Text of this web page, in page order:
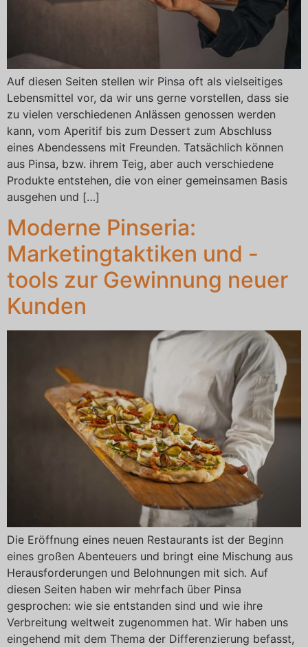
Auf diesen Seiten stellen wir Pinsa oft als vielseitiges
Lebensmittel vor, da wir uns gerne vorstellen, dass sie
zu vielen verschiedenen Anlässen genossen werden
kann, vom Aperitif bis zum Dessert zum Abschluss
eines Abendessens mit Freunden. Tatsächlich können
aus Pinsa, bzw. ihrem Teig, aber auch verschiedene
Produkte entstehen, die von einer gemeinsamen Basis
ausgehen und […]
Moderne Pinseria:
Marketingtaktiken und -
tools zur Gewinnung neuer
Kunden
Die Eröffnung eines neuen Restaurants ist der Beginn
eines großen Abenteuers und bringt eine Mischung aus
Herausforderungen und Belohnungen mit sich. Auf
diesen Seiten haben wir mehrfach über Pinsa
gesprochen: wie sie entstanden sind und wie ihre
Verbreitung weltweit zugenommen hat. Wir haben uns
eingehend mit dem Thema der Differenzierung befasst,